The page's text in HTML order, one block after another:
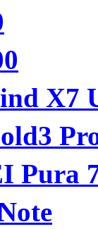
X7
Pura